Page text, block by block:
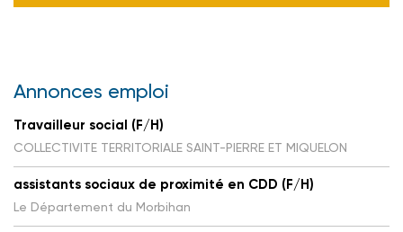
Annonces emploi
Travailleur social (F/H)
COLLECTIVITE TERRITORIALE SAINT-PIERRE ET MIQUELON
assistants sociaux de proximité en CDD (F/H)
Le Département du Morbihan